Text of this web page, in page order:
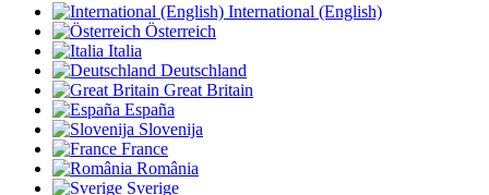
International (English)
Österreich
Italia
Deutschland
Great Britain
España
Slovenija
France
România
Sverige